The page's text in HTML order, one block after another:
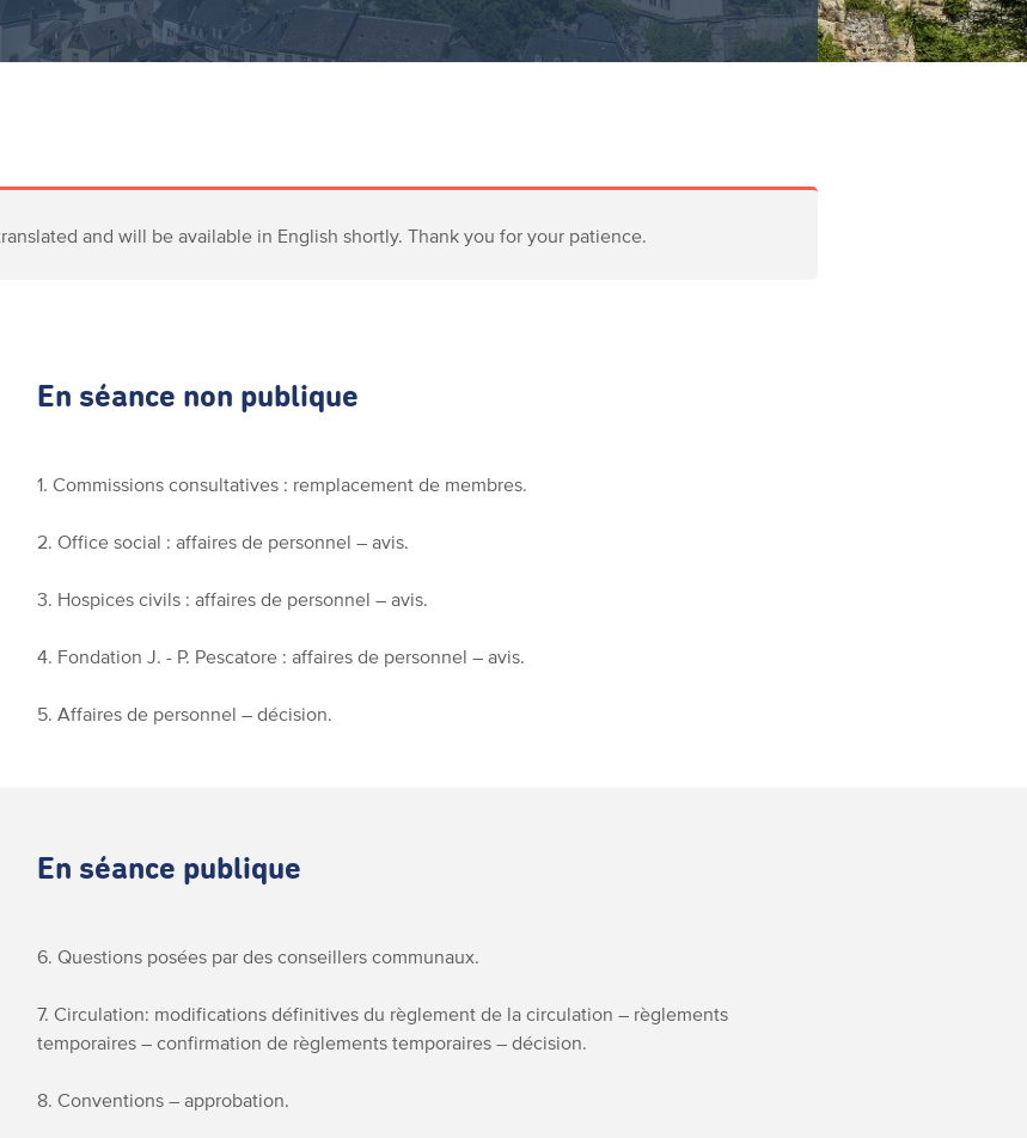
and will be available in English shortly. Thank you for your patience.
En séance non publique
1. Commissions consultatives : remplacement de membres.
2. Office social : affaires de personnel – avis.
3. Hospices civils : affaires de personnel – avis.
4. Fondation J. - P. Pescatore : affaires de personnel – avis.
5. Affaires de personnel – décision.
En séance publique
6. Questions posées par des conseillers communaux.
7. Circulation: modifications définitives du règlement de la circulation – règlements
temporaires – confirmation de règlements temporaires – décision.
8. Conventions – approbation.